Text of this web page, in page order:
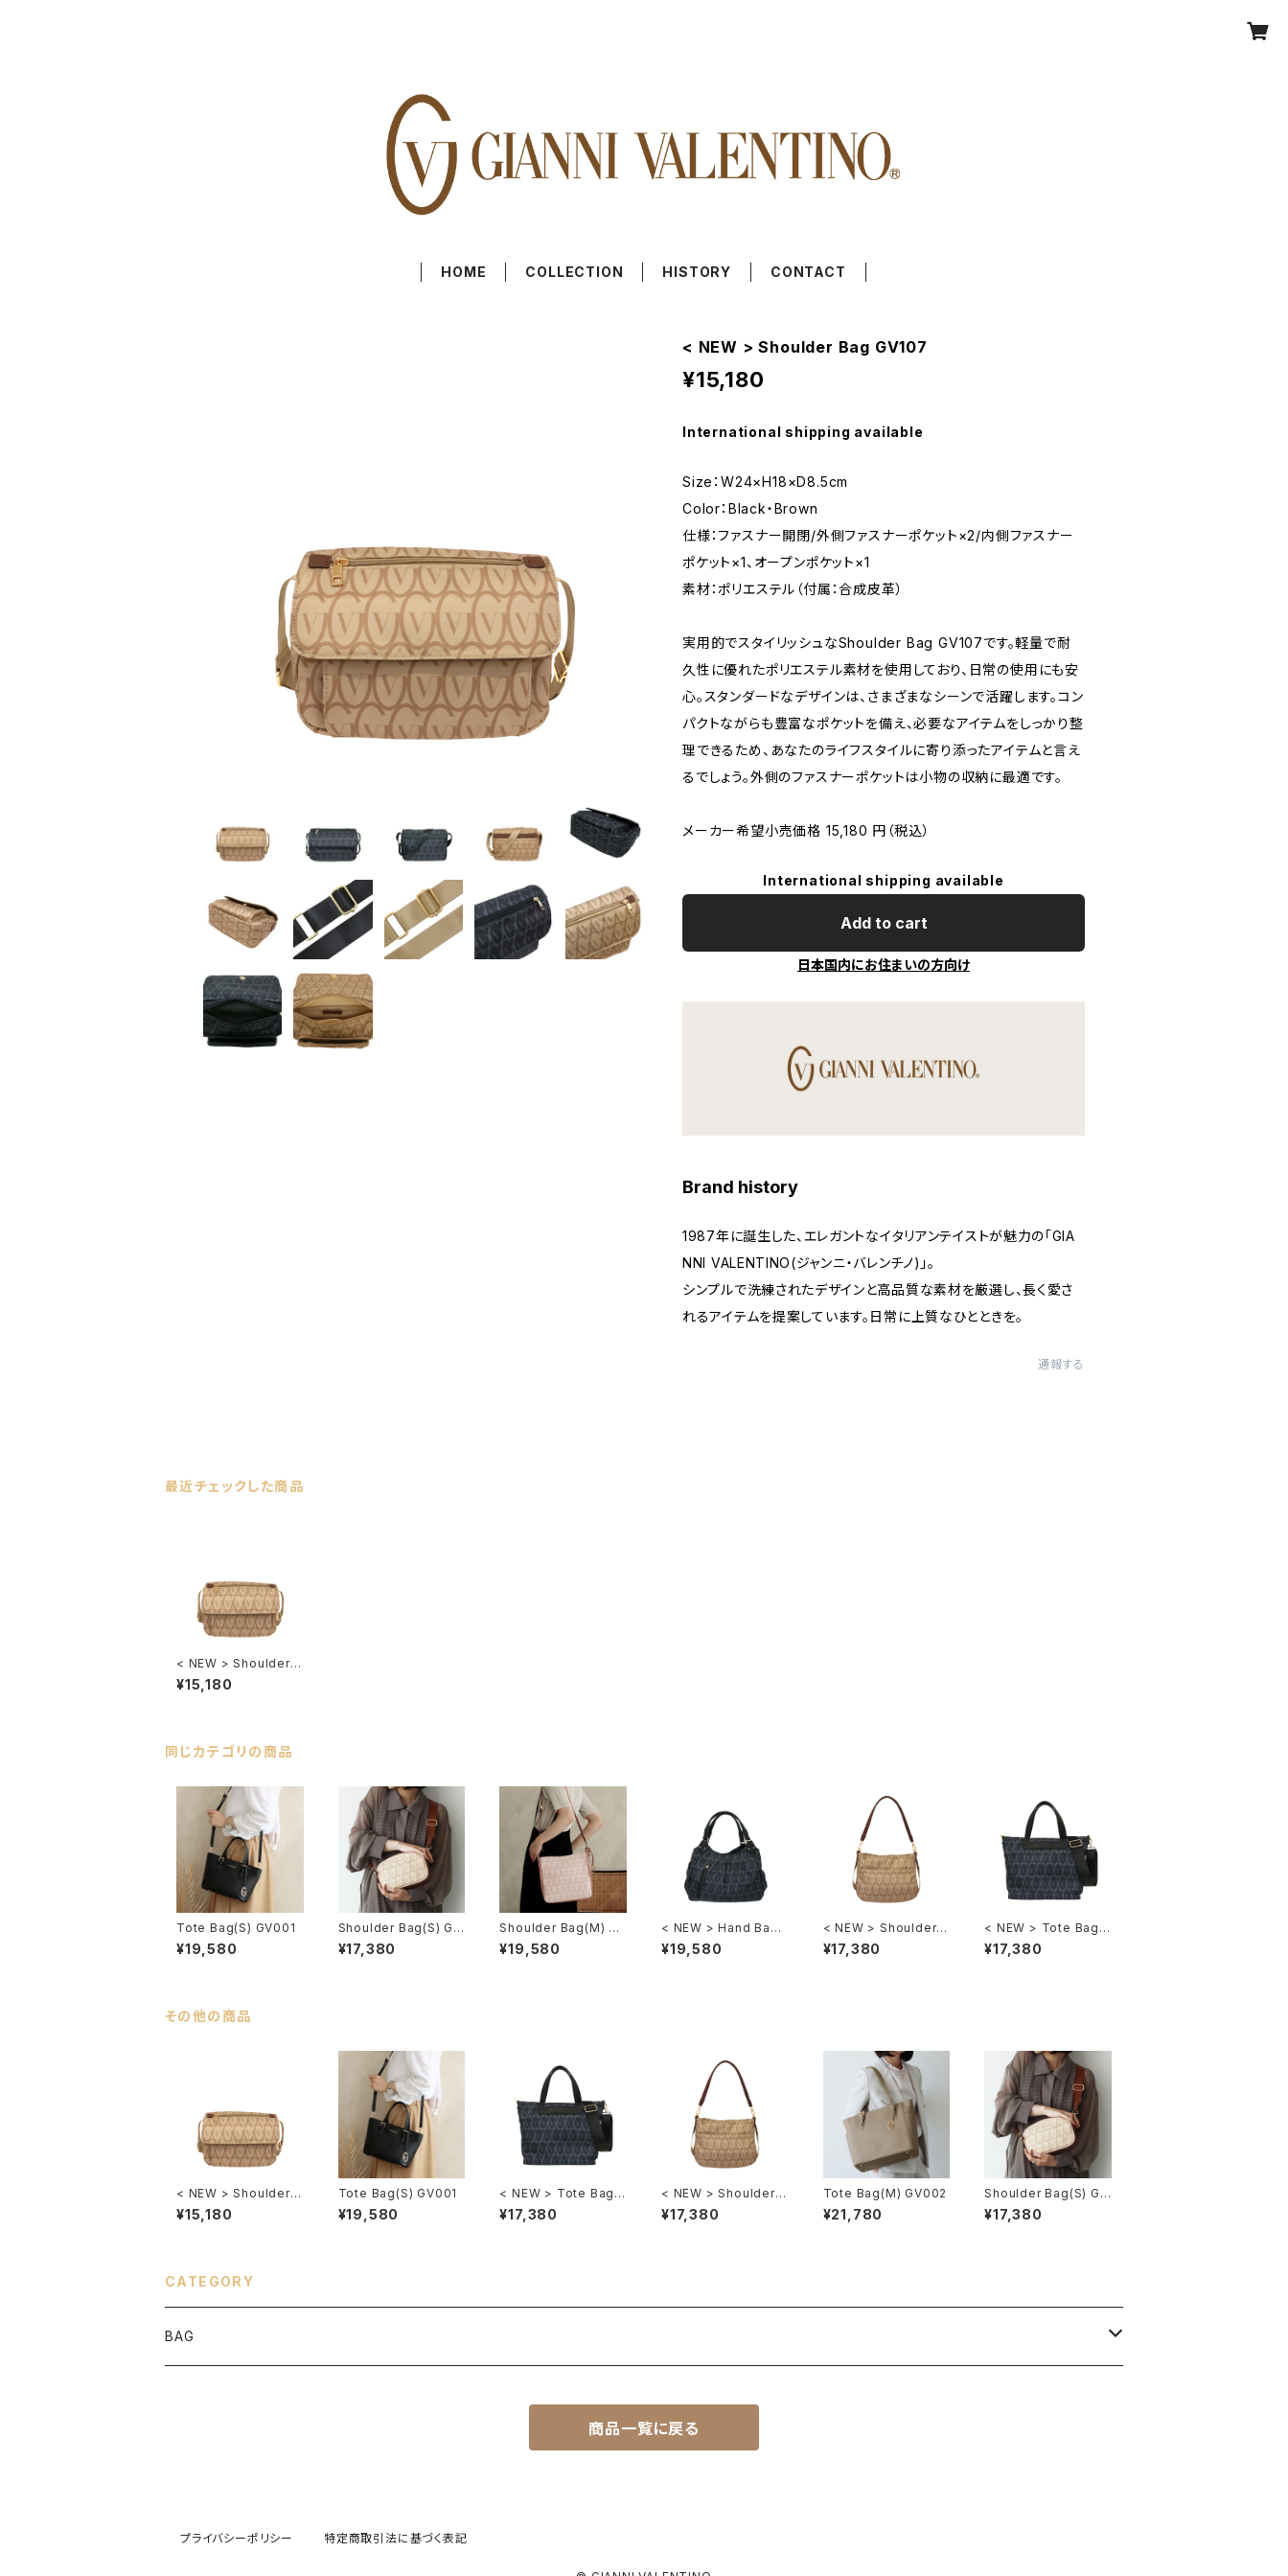
HOME COLLECTION HISTORY CONTACT
< NEW > Shoulder Bag GV107
¥15,180
International shipping available
Size：W24×H18×D8.5cm
Color：Black・Brown
仕様：ファスナー開閉/外側ファスナーポケット×2/内側ファスナー
ポケット×1、オープンポケット×1
素材：ポリエステル（付属：合成皮革）
実用的でスタイリッシュなShoulder Bag GV107です。軽量で耐
久性に優れたポリエステル素材を使用しており、日常の使用にも安
心。スタンダードなデザインは、さまざまなシーンで活躍します。コン
パクトながらも豊富なポケットを備え、必要なアイテムをしっかり整
理できるため、あなたのライフスタイルに寄り添ったアイテムと言え
るでしょう。外側のファスナーポケットは小物の収納に最適です。
メーカー希望小売価格 15,180 円（税込）
International shipping available
Add to cart
日本国内にお住まいの方向け
Brand history
1987年に誕生した、エレガントなイタリアンテイストが魅力の「GIA
NNI VALENTINO(ジャンニ・バレンチノ)」。
シンプルで洗練されたデザインと高品質な素材を厳選し、長く愛さ
れるアイテムを提案しています。日常に上質なひとときを。
通報する
最近チェックした商品
< NEW > Shoulder B
ag GV107
¥15,180
同じカテゴリの商品
Tote Bag(S) GV001
¥19,580
Shoulder Bag(S) GV
003
¥17,380
Shoulder Bag(M) GV
004
¥19,580
< NEW > Hand Bag
GV105
¥19,580
< NEW > Shoulder B
ag GV106
¥17,380
< NEW > Tote Bag
GV109
¥17,380
その他の商品
< NEW > Shoulder B
ag GV107
¥15,180
Tote Bag(S) GV001
¥19,580
< NEW > Tote Bag
GV109
¥17,380
< NEW > Shoulder B
ag GV106
¥17,380
Tote Bag(M) GV002
¥21,780
Shoulder Bag(S) GV
003
¥17,380
CATEGORY
BAG
商品一覧に戻る
プライバシーポリシー 特定商取引法に基づく表記